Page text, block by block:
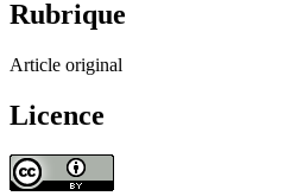
Rubrique
Article original
Licence